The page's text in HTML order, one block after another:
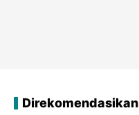
Direkomendasikan